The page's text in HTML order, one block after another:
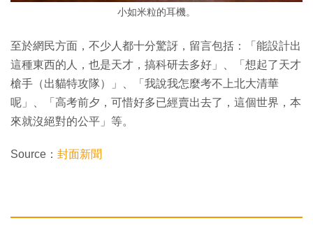
小如米粒的耳機。
至於網民方面，不少人都十分驚訝，留言包括：「能設計出
這種東西的人，也是天才，搞科研去多好」、「想起了天才
槍手（出貓特攻隊）」、「我說我怎麼考不上北大清華
呢」、「高考前夕，可惜好多已經賣出去了，這個世界，本
來就沒絕對的公平」等。
Source： 封面新聞